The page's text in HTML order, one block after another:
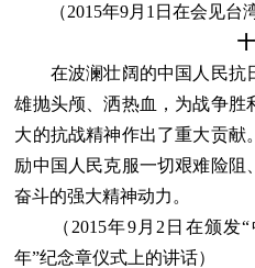
（2015年9月1日在会见台湾
十
在波澜壮阔的中国人民抗
雄抛头颅、洒热血，为战争胜
大的抗战精神作出了重大贡献
励中国人民克服一切艰难险阻
奋斗的强大精神动力。
（2015年9月2日在颁发“
年”纪念章仪式上的讲话）